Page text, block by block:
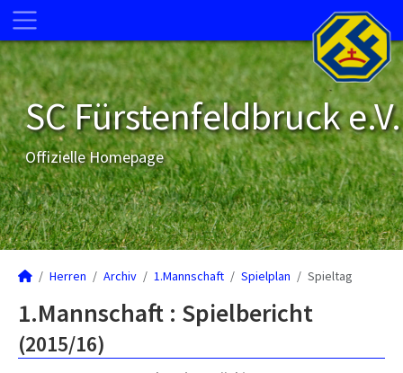
SC Fürstenfeldbruck e.V.
Offizielle Homepage
Herren Archiv 1.Mannschaft Spielplan Spieltag
1.Mannschaft : Spielbericht
(2015/16)